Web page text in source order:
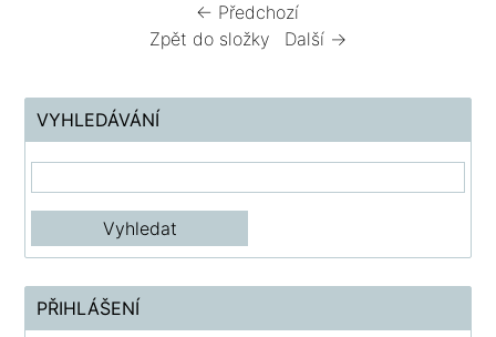
← Předchozí
Zpět do složky
Další →
VYHLEDÁVÁNÍ
PŘIHLÁŠENÍ